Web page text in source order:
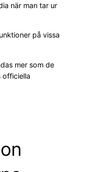
när man tar ur
på vissa
mer som de
officiella